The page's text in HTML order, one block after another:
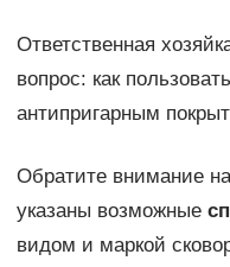
Ответственная
вопрос: как
антипригарным
Обратите внимание
указаны возможные
видом и маркой